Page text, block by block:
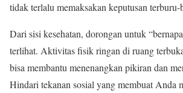
tidak terlalu memaksakan keputusan terburu-
Dari sisi kesehatan, dorongan untuk
terlihat. Aktivitas fisik ringan di ruang
bisa membantu menenangkan pikiran dan
Hindari tekanan sosial yang membuat Anda